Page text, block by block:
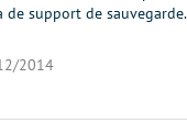
support de sauvegarde.
2014